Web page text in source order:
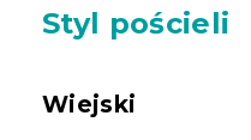
Styl pościeli
Wiejski